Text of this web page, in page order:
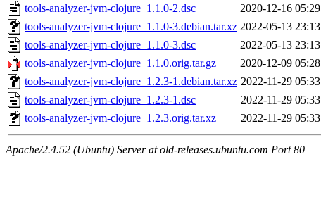
tools-analyzer-jvm-clojure_1.1.0-2.dsc
2020-12-16 05:29
tools-analyzer-jvm-clojure_1.1.0-3.debian.tar.xz 2022-05-13 23:13
tools-analyzer-jvm-clojure_1.1.0-3.dsc
2022-05-13 23:13
tools-analyzer-jvm-clojure_1.1.0.orig.tar.gz
2020-12-09 05:28
tools-analyzer-jvm-clojure_1.2.3-1.debian.tar.xz 2022-11-29 05:33
tools-analyzer-jvm-clojure_1.2.3-1.dsc
2022-11-29 05:33
tools-analyzer-jvm-clojure_1.2.3.orig.tar.xz
2022-11-29 05:33
Apache/2.4.52 (Ubuntu) Server at old-releases.ubuntu.com Port 80